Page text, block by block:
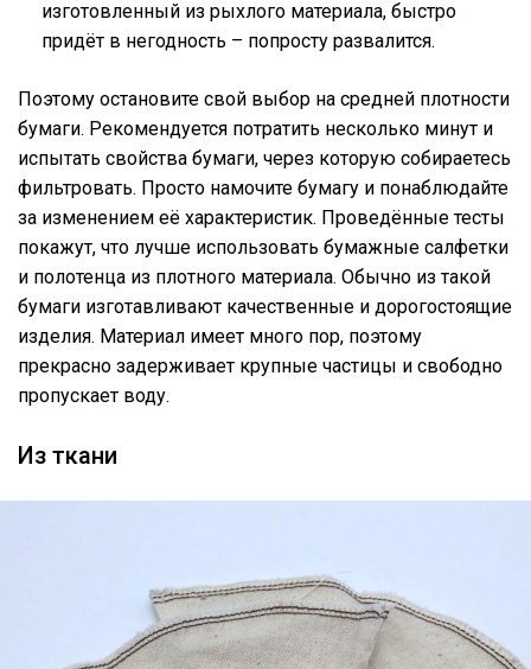
изготовленный из рыхлого материала, быстро
придёт в негодность – попросту развалится.
Поэтому остановите свой выбор на средней плотности
бумаги. Рекомендуется потратить несколько минут и
испытать свойства бумаги, через которую собираетесь
фильтровать. Просто намочите бумагу и понаблюдайте
за изменением её характеристик. Проведённые тесты
покажут, что лучше использовать бумажные салфетки
и полотенца из плотного материала. Обычно из такой
бумаги изготавливают качественные и дорогостоящие
изделия. Материал имеет много пор, поэтому
прекрасно задерживает крупные частицы и свободно
пропускает воду.
Из ткани